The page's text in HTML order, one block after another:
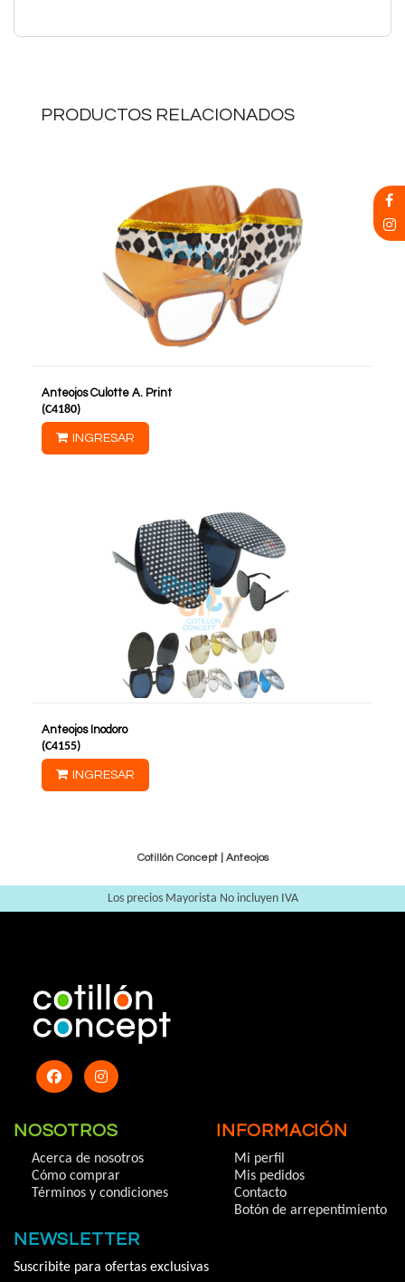
PRODUCTOS RELACIONADOS
Anteojos Culotte A. Print
(C4180)
INGRESAR
Anteojos Inodoro
(C4155)
INGRESAR
Cotillón Concept | Anteojos
Los precios Mayorista No incluyen IVA
NOSOTROS
Acerca de nosotros
Cómo comprar
Términos y condiciones
INFORMACIÓN
Mi perfil
Mis pedidos
Contacto
Botón de arrepentimiento
NEWSLETTER
Suscribite para ofertas exclusivas